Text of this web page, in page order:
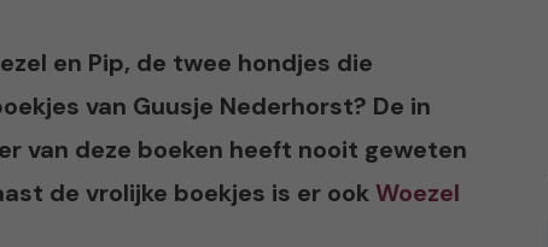
en Pip, de twee hondjes die
van Guusje Nederhorst? De in
van deze boeken heeft nooit geweten
de vrolijke boekjes is er ookWoezel